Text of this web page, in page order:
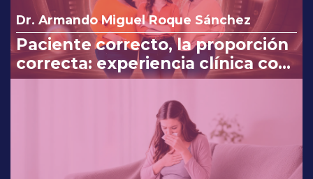
Dr. Armando Miguel Roque Sánchez
Paciente correcto, la proporción
correcta: experiencia clínica con
Myo y D-Chiro-Inositol